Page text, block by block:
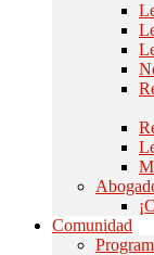
Comunidad